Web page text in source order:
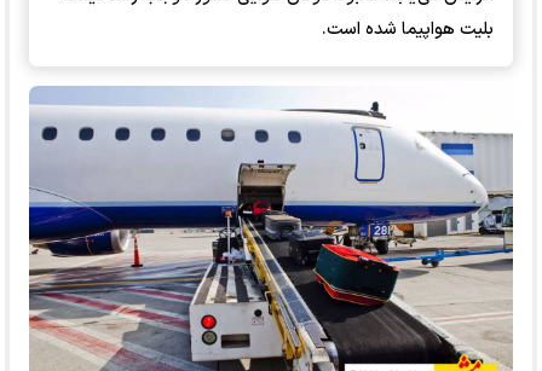
بلیت هواپیما شده است.